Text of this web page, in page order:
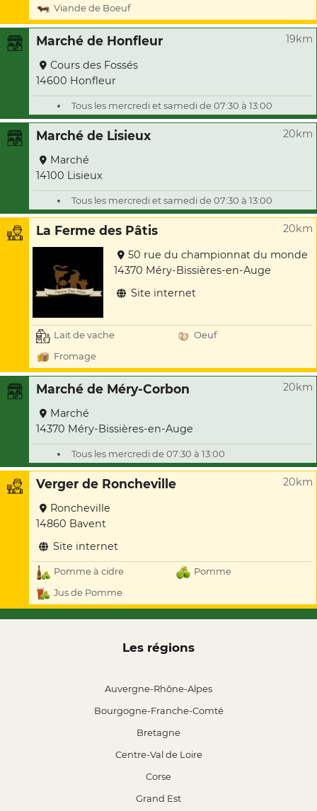
Viande de Boeuf
Marché de Honfleur 19km
Cours des Fossés
14600 Honfleur
Tous les mercredi et samedi de 07:30 à 13:00
Marché de Lisieux 20km
Marché
14100 Lisieux
Tous les mercredi et samedi de 07:30 à 13:00
La Ferme des Pâtis 20km
50 rue du championnat du monde
14370 Méry-Bissières-en-Auge
Site internet
Lait de vache
Oeuf
Fromage
Marché de Méry-Corbon 20km
Marché
14370 Méry-Bissières-en-Auge
Tous les mercredi de 07:30 à 13:00
Verger de Roncheville 20km
Roncheville
14860 Bavent
Site internet
Pomme à cidre
Pomme
Jus de Pomme
Les régions
Auvergne-Rhône-Alpes
Bourgogne-Franche-Comté
Bretagne
Centre-Val de Loire
Corse
Grand Est